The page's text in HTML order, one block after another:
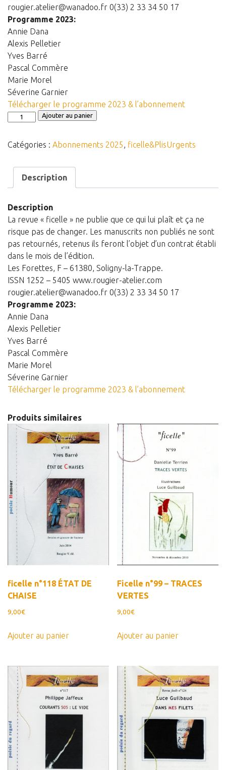
rougier.atelier@wanadoo.fr 0(33) 2 33 34 50 17
Programme 2023:
Annie Dana
Alexis Pelletier
Yves Barré
Pascal Commère
Marie Morel
Séverine Garnier
Télécharger le programme 2023 & l’abonnement
quantité
Abonnement
ficelle
Urgents
-
60€
Ajouter au panier
Catégories : Abonnements 2025, ficelle&PlisUrgents
Description
Description
La revue « ficelle » ne publie que ce qui lui plaît et ça ne
risque pas de changer. Les manuscrits non publiés ne sont
pas retournés, retenus ils feront l’objet d’un contrat établi
dans le mois de l’édition.
Les Forettes, F – 61380, Soligny-la-Trappe.
ISSN 1252 – 5405 www.rougier-atelier.com
rougier.atelier@wanadoo.fr 0(33) 2 33 34 50 17
Programme 2023:
Annie Dana
Alexis Pelletier
Yves Barré
Pascal Commère
Marie Morel
Séverine Garnier
Télécharger le programme 2023 & l’abonnement
Produits similaires
ficelle n°118 ÉTAT DE
CHAISE
9,00€
Ajouter au panier
Ficelle n°99 – TRACES
VERTES
9,00€
Ajouter au panier